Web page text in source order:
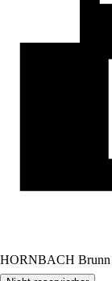
HORNBACH Brunn